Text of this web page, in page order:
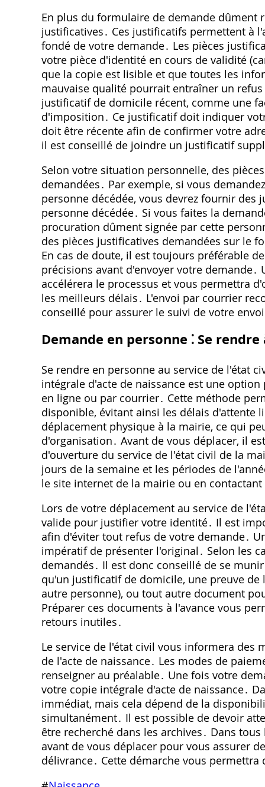
En plus du formulaire de demande dûment
justificatives․ Ces justificatifs permettent à
fondé de votre demande․ Les pièces
votre pièce d'identité en cours de validité
que la copie est lisible et que toutes les
mauvaise qualité pourrait entraîner un
justificatif de domicile récent, comme une
d'imposition․ Ce justificatif doit indiquer
doit être récente afin de confirmer votre
il est conseillé de joindre un justificatif
Selon votre situation personnelle, des
demandées․ Par exemple, si vous
personne décédée, vous devrez fournir
personne décédée․ Si vous faites la
procuration dûment signée par cette
des pièces justificatives demandées sur le
En cas de doute, il est toujours préférable
précisions avant d'envoyer votre
accélérera le processus et vous permettra
les meilleurs délais․ L'envoi par courrier
conseillé pour assurer le suivi de votre
Demande en personne ⁚ Se
Se rendre en personne au service de l'état
intégrale d'acte de naissance est une
en ligne ou par courrier․ Cette méthode
disponible, évitant ainsi les délais d'attente
déplacement physique à la mairie, ce qui
d'organisation․ Avant de vous déplacer, il
d'ouverture du service de l'état civil de la
jours de la semaine et les périodes de
le site internet de la mairie ou en
Lors de votre déplacement au service de
valide pour justifier votre identité․ Il est
afin d'éviter tout refus de votre demande․
impératif de présenter l'original․ Selon les
demandés․ Il est donc conseillé de se
qu'un justificatif de domicile, une preuve
autre personne), ou tout autre document
Préparer ces documents à l'avance vous
retours inutiles․
Le service de l'état civil vous informera des
de l'acte de naissance․ Les modes de
renseigner au préalable․ Une fois votre
votre copie intégrale d'acte de naissance․
immédiat, mais cela dépend de la
simultanément․ Il est possible de devoir
être recherché dans les archives․ Dans
avant de vous déplacer pour vous assurer
délivrance․ Cette démarche vous